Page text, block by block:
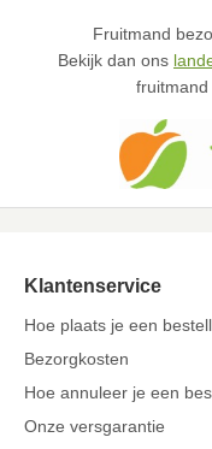
Fruitmand
Bekijk dan ons
Klantenservice
Hoe plaats je een
Bezorgkosten
Hoe annuleer je een
Onze versgarantie